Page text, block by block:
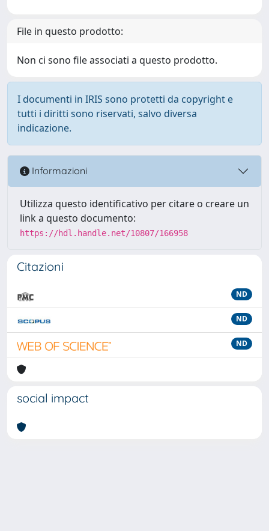
File in questo prodotto:
Non ci sono file associati a questo prodotto.
I documenti in IRIS sono protetti da copyright e
tutti i diritti sono riservati, salvo diversa
indicazione.
Informazioni
Utilizza questo identificativo per citare o creare un
link a questo documento:
https://hdl.handle.net/10807/166958
Citazioni
ND
ND
ND
social impact